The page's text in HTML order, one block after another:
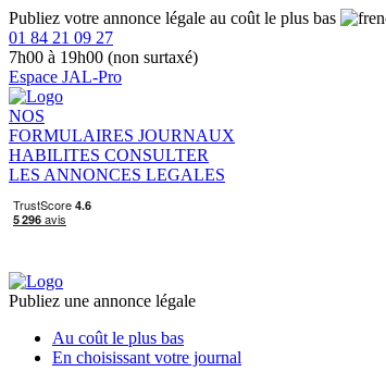
Publiez votre annonce légale au coût le plus bas
01 84 21 09 27
7h00 à 19h00 (non surtaxé)
Espace JAL-Pro
NOS
FORMULAIRES JOURNAUX
HABILITES CONSULTER
LES ANNONCES LEGALES
Publiez une annonce légale
Au coût le plus bas
En choisissant votre journal